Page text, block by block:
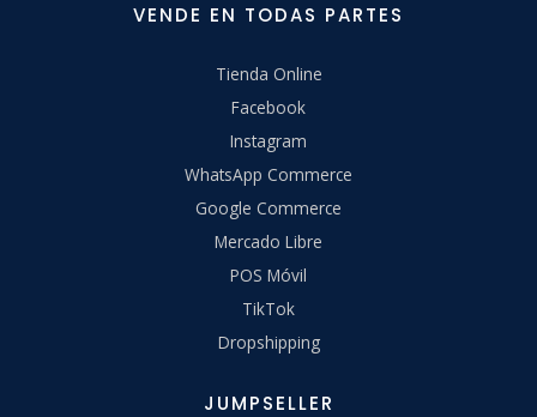
VENDE EN TODAS PARTES
Tienda Online
Facebook
Instagram
WhatsApp Commerce
Google Commerce
Mercado Libre
POS Móvil
TikTok
Dropshipping
JUMPSELLER